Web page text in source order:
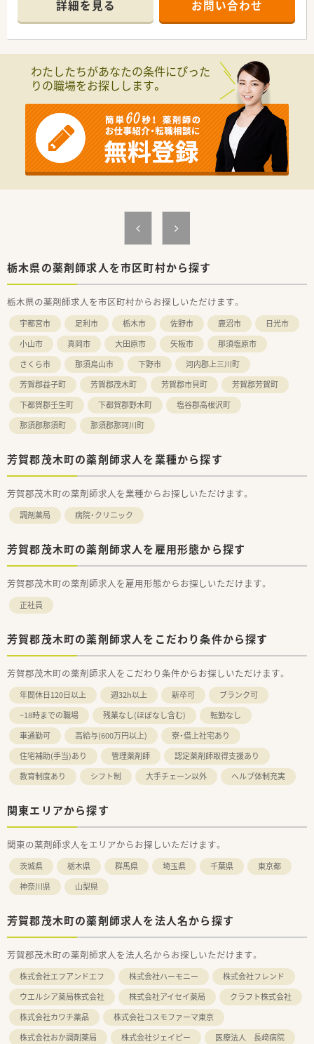
を大切にしている企業です。
■地域密着型の調剤薬局として地域活動やイベント開催に力を
入れています。
■働き方に制限のある薬剤師さん向けに準社員制度もあります
ので、気になる方はお気軽にお問合せ下さい！
詳細を見る お問い合わせ
わたしたちがあなたの条件にぴった
りの職場をお探しします。
栃木県の薬剤師求人を市区町村から探す
栃木県の薬剤師求人を市区町村からお探しいただけます。
宇都宮市 足利市 栃木市 佐野市 鹿沼市
日光市
小山市
真岡市 大田原市 矢板市
那須塩原市
さくら市
那須烏山市 下野市
河内郡上三川町
芳賀郡益子町
芳賀郡茂木町 芳賀郡市貝町
芳賀郡芳賀町
下都賀郡壬生町
下都賀郡野木町
塩谷郡高根沢町
那須郡那須町
那須郡那珂川町
芳賀郡茂木町の薬剤師求人を業種から探す
芳賀郡茂木町の薬剤師求人を業種からお探しいただけます。
調剤薬局 病院・クリニック
芳賀郡茂木町の薬剤師求人を雇用形態から探す
芳賀郡茂木町の薬剤師求人を雇用形態からお探しいただけます。
正社員
芳賀郡茂木町の薬剤師求人をこだわり条件から探す
芳賀郡茂木町の薬剤師求人をこだわり条件からお探しいただけます。
年間休日120日以上 週32h以上 新卒可
ブランク可
~18時までの職場
残業なし(ほぼなし含む)
転勤なし
車通勤可
高給与(600万円以上)
寮・借上社宅あり
住宅補助(手当)あり
管理薬剤師
認定薬剤師取得支援あり
教育制度あり
シフト制 大手チェーン以外 ヘルプ体制充実
関東エリアから探す
関東の薬剤師求人をエリアからお探しいただけます。
茨城県 栃木県 群馬県 埼玉県 千葉県
東京都
神奈川県
山梨県
芳賀郡茂木町の薬剤師求人を法人名から探す
芳賀郡茂木町の薬剤師求人を法人名からお探しいただけます。
株式会社エフアンドエフ 株式会社ハーモニー
株式会社フレンド
ウエルシア薬局株式会社
株式会社アイセイ薬局
クラフト株式会社
株式会社カワチ薬品
株式会社コスモファーマ東京
株式会社おか調剤薬局
株式会社ジェイピー
医療法人 長﨑病院